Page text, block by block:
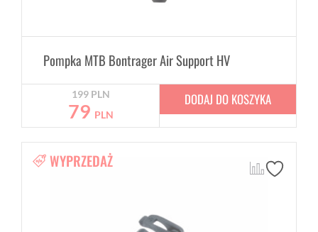
Pompka MTB Bontrager Air Support HV
199 PLN
79 PLN
DODAJ DO KOSZYKA
WYPRZEDAŻ